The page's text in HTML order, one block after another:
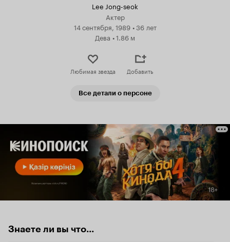
Lee Jong-seok
Актер
14 сентября, 1989 •36 лет
Дева •1.86 м
Любимая звезда Добавить
Все детали о персоне
Знаете ли вы что...